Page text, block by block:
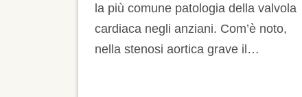
MODERATA NON
LIMITA LA
la più comune patologia della valvola
cardiaca negli anziani. Com’è noto,
nella stenosi aortica grave il